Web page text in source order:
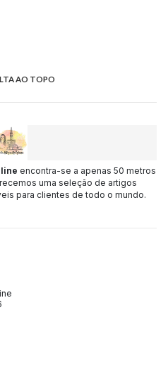
AO TOPO
encontra-se a apenas 50 metros
uma seleção de artigos
para clientes de todo o mundo.